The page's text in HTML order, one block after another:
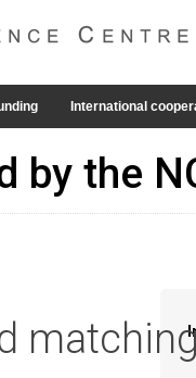
International
by the